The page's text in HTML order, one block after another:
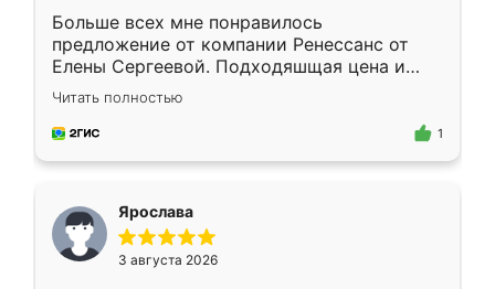
Больше всех мне понравилось
предложение от компании Ренессанс от
Елены Сергеевой. Подходяшщая цена и
короткие сроки изготовления. Приехавший
для замера сотрудник Владислав
предложил по моему эскизу самый
Читать полностью
1
Ярослава
3 августа 2026